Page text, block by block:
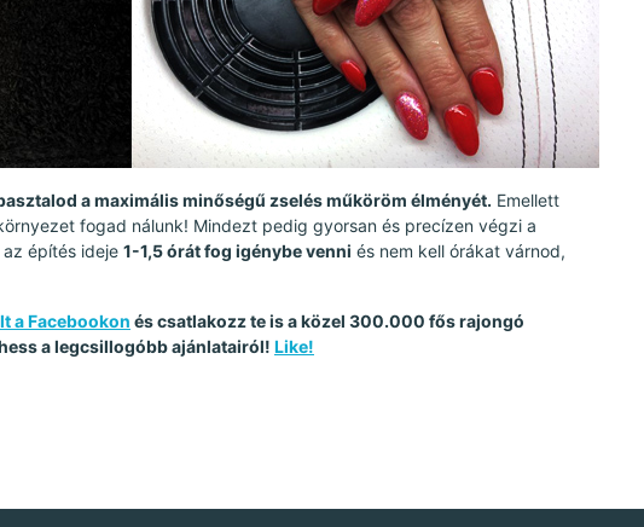
a maximális minőségű zselés műköröm élményét. Emellett
fogad nálunk! Mindezt pedig gyorsan és precízen végzi a
építés ideje 1-1,5 órát fog igénybe venni és nem kell órákat várnod,
a Facebookon és csatlakozz te is a közel 300.000 fős rajongó
a legcsillogóbb ajánlatairól! Like!